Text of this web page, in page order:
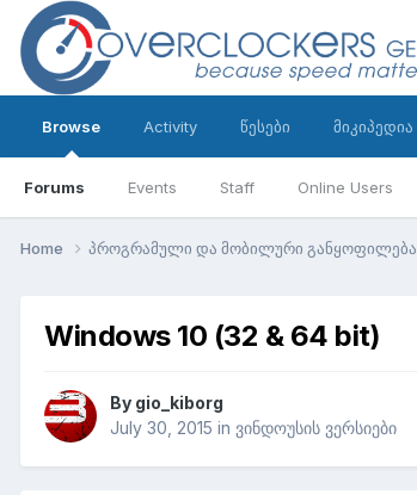
Browse
Forums Events Staff Online Users
Activity წესები მიკიპედია
Home პროგრამული და მობილური განყოფილება
Windows 10 (32 & 64 bit)
By gio_kiborg
July 30, 2015 in ვინდოუსის ვერსიები